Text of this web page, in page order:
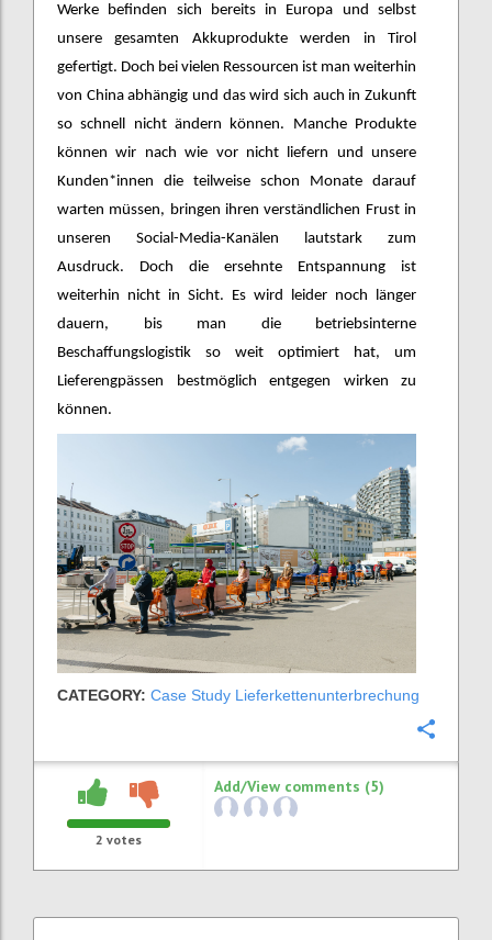
Werke befinden sich bereits in Europa und selbst
unsere gesamten Akkuprodukte werden in Tirol
gefertigt. Doch bei vielen Ressourcen ist man weiterhin
von China abhängig und das wird sich auch in Zukunft
so schnell nicht ändern können. Manche Produkte
können wir nach wie vor nicht liefern und unsere
Kunden*innen die teilweise schon Monate darauf
warten müssen, bringen ihren verständlichen Frust in
unseren Social-Media-Kanälen lautstark zum
Ausdruck. Doch die ersehnte Entspannung ist
weiterhin nicht in Sicht. Es wird leider noch länger
dauern, bis man die betriebsinterne
Beschaffungslogistik so weit optimiert hat, um
Lieferengpässen bestmöglich entgegen wirken zu
können.
CATEGORY: Case Study Lieferkettenunterbrechung
2 votes
Add/View comments (5)